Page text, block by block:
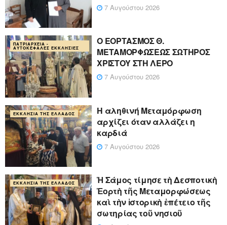
7 Αυγούστου 2026
ΠΑΤΡΙΑΡΧΕΊΑ -
ΑΥΤΟΚΈΦΑΛΕΣ ΕΚΚΛΗΣΊΕΣ
Ο ΕΟΡΤΑΣΜΟΣ Θ.
ΜΕΤΑΜΟΡΦΩΣΕΩΣ ΣΩΤΗΡΟΣ
ΧΡΙΣΤΟΥ ΣΤΗ ΛΕΡΟ
7 Αυγούστου 2026
ΕΚΚΛΗΣΊΑ ΤΗΣ ΕΛΛΆΔΟΣ
Η αληθινή Μεταμόρφωση
αρχίζει όταν αλλάζει η
καρδιά
7 Αυγούστου 2026
ΕΚΚΛΗΣΊΑ ΤΗΣ ΕΛΛΆΔΟΣ
Ἡ Σάμος τίμησε τὴ Δεσποτικὴ
Ἑορτὴ τῆς Μεταμορφώσεως
καὶ τὴν ἱστορικὴ ἐπέτειο τῆς
σωτηρίας τοῦ νησιοῦ